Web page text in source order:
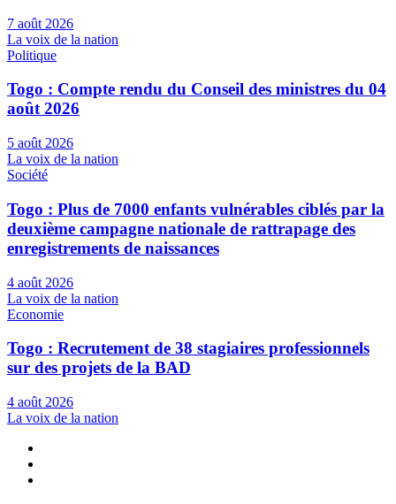
7 août 2026
La voix de la nation
Politique
Togo : Compte rendu du Conseil des ministres du 04
août 2026
5 août 2026
La voix de la nation
Société
Togo : Plus de 7000 enfants vulnérables ciblés par la
deuxième campagne nationale de rattrapage des
enregistrements de naissances
4 août 2026
La voix de la nation
Economie
Togo : Recrutement de 38 stagiaires professionnels
sur des projets de la BAD
4 août 2026
La voix de la nation